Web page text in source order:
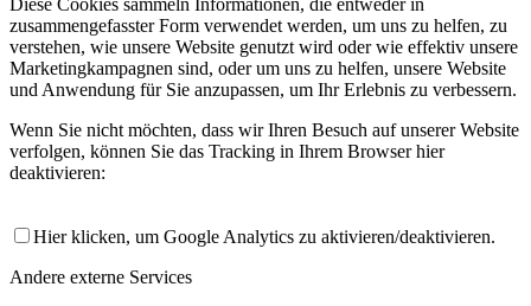
Diese Cookies sammeln Informationen, die entweder in
zusammengefasster Form verwendet werden, um uns zu helfen, zu
verstehen, wie unsere Website genutzt wird oder wie effektiv unsere
Marketingkampagnen sind, oder um uns zu helfen, unsere Website
und Anwendung für Sie anzupassen, um Ihr Erlebnis zu verbessern.
Wenn Sie nicht möchten, dass wir Ihren Besuch auf unserer Website
verfolgen, können Sie das Tracking in Ihrem Browser hier
deaktivieren:
Hier klicken, um Google Analytics zu aktivieren/deaktivieren.
Andere externe Services